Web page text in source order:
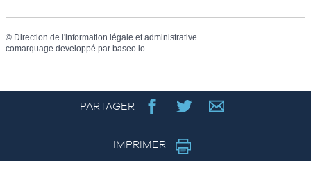
© Direction de l'information légale et administrative
comarquage developpé par baseo.io
PARTAGER
IMPRIMER